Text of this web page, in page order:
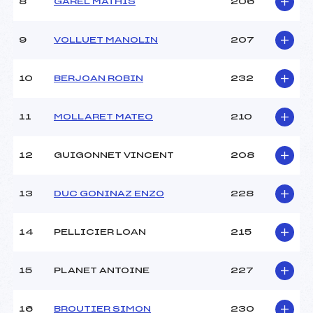
8 GAREL MATHIS 206
9 VOLLUET MANOLIN 207
10 BERJOAN ROBIN 232
11 MOLLARET MATEO 210
12 GUIGONNET VINCENT 208
13 DUC GONINAZ ENZO 228
14 PELLICIER LOAN 215
15 PLANET ANTOINE 227
16 BROUTIER SIMON 230